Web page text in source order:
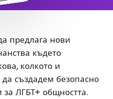
предлага нови
където
колкото и
създадем безопасно
ЛГБТ+ общността.